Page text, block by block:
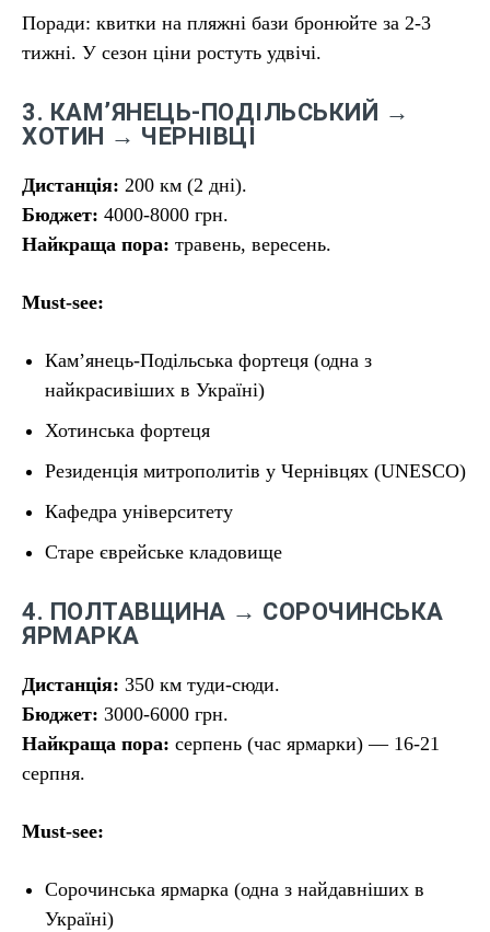
Поради: квитки на пляжні бази бронюйте за 2-3
тижні. У сезон ціни ростуть удвічі.
3. КАМ’ЯНЕЦЬ-ПОДІЛЬСЬКИЙ →
ХОТИН → ЧЕРНІВЦІ
Дистанція: 200 км (2 дні).
Бюджет: 4000-8000 грн.
Найкраща пора: травень, вересень.
Must-see:
Кам’янець-Подільська фортеця (одна з
найкрасивіших в Україні)
Хотинська фортеця
Резиденція митрополитів у Чернівцях (UNESCO)
Кафедра університету
Старе єврейське кладовище
4. ПОЛТАВЩИНА → СОРОЧИНСЬКА
ЯРМАРКА
Дистанція: 350 км туди-сюди.
Бюджет: 3000-6000 грн.
Найкраща пора: серпень (час ярмарки) — 16-21
серпня.
Must-see:
Сорочинська ярмарка (одна з найдавніших в
Україні)